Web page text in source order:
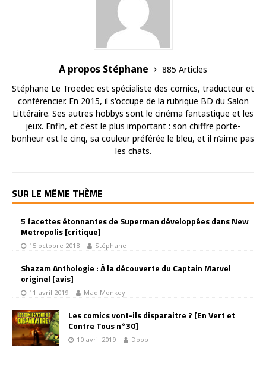
A propos Stéphane
885 Articles
Stéphane Le Troëdec est spécialiste des comics, traducteur et
conférencier. En 2015, il s'occupe de la rubrique BD du Salon
Littéraire. Ses autres hobbys sont le cinéma fantastique et les
jeux. Enfin, et c'est le plus important : son chiffre porte-
bonheur est le cinq, sa couleur préférée le bleu, et il n’aime pas
les chats.
SUR LE MÊME THÈME
5 facettes étonnantes de Superman développées dans New
Metropolis [critique]
15 octobre 2018 Stéphane
Shazam Anthologie : À la découverte du Captain Marvel
originel [avis]
11 avril 2019 Mad Monkey
Les comics vont-ils disparaitre ? [En Vert et
Contre Tous n°30]
10 avril 2019 Doop